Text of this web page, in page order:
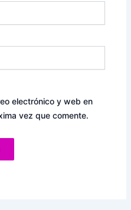
electrónico y web en
vez que comente.